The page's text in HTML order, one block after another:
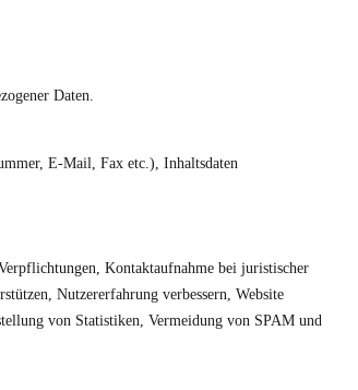
Daten.
E-Mail, Fax etc.), Inhaltsdaten
Kontaktaufnahme bei juristischer
Nutzererfahrung verbessern, Website
von Statistiken, Vermeidung von SPAM und